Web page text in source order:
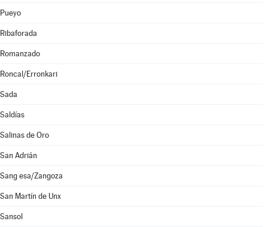
Pueyo
Ribaforada
Romanzado
Roncal/Erronkari
Sada
Saldías
Salinas de Oro
San Adrián
Sang esa/Zangoza
San Martín de Unx
Sansol